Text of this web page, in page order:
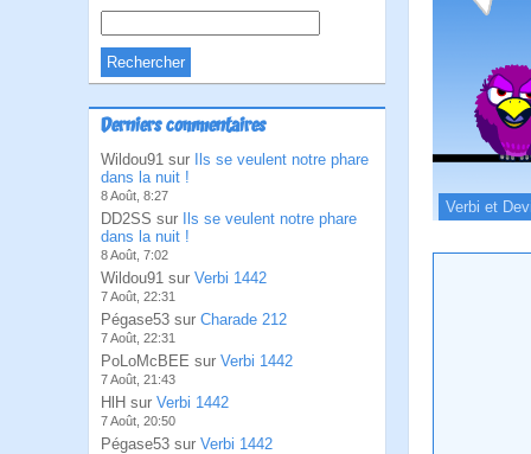
Derniers commentaires
Wildou91 sur
Ils se veulent notre phare
dans la nuit !
8 Août, 8:27
DD2SS sur
Ils se veulent notre phare
dans la nuit !
8 Août, 7:02
Wildou91 sur Verbi 1442
7 Août, 22:31
Pégase53 sur Charade 212
7 Août, 22:31
PoLoMcBEE sur Verbi 1442
7 Août, 21:43
HlH sur Verbi 1442
7 Août, 20:50
Pégase53 sur Verbi 1442
Verbi et